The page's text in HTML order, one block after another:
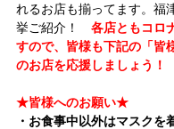
れるお店も揃ってます。福
挙ご紹介！ 各店ともコロ
すので、皆様も下記の「皆
のお店を応援しましょう！
★皆様へのお願い★
・お食事中以外はマスク